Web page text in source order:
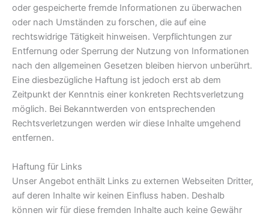
oder gespeicherte fremde Informationen zu überwachen
oder nach Umständen zu forschen, die auf eine
rechtswidrige Tätigkeit hinweisen. Verpflichtungen zur
Entfernung oder Sperrung der Nutzung von Informationen
nach den allgemeinen Gesetzen bleiben hiervon unberührt.
Eine diesbezügliche Haftung ist jedoch erst ab dem
Zeitpunkt der Kenntnis einer konkreten Rechtsverletzung
möglich. Bei Bekanntwerden von entsprechenden
Rechtsverletzungen werden wir diese Inhalte umgehend
entfernen.
Haftung für Links
Unser Angebot enthält Links zu externen Webseiten Dritter,
auf deren Inhalte wir keinen Einfluss haben. Deshalb
können wir für diese fremden Inhalte auch keine Gewähr